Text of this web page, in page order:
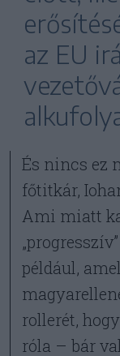
az EU
És nincs ez
főtitkár,
Ami miatt
például,
rollerét,
róla – bár